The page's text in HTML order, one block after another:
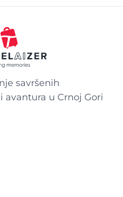
savršenih
avantura u Crnoj Gori